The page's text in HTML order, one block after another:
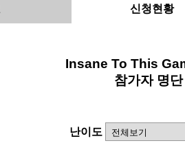
신청현황
Insane To This
참가자 명단
난이도